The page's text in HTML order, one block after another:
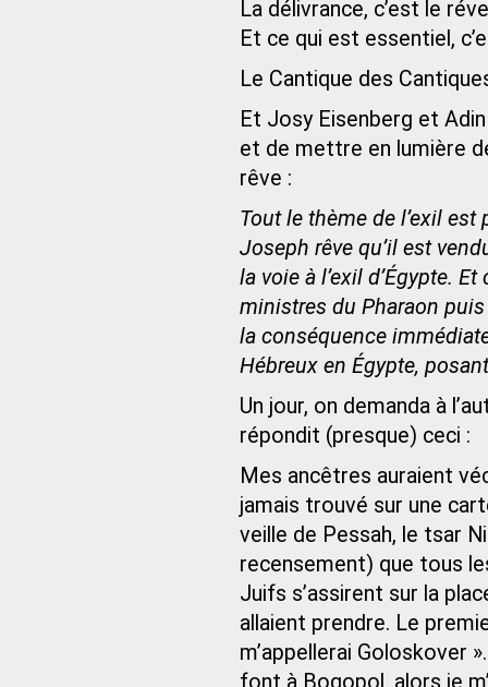
La délivrance, c’est le
Et ce qui est essentiel,
Le Cantique des
Et Josy Eisenberg et
et de mettre en lumière
rêve :
Tout le thème de l’exil est
Joseph rêve qu’il est
la voie à l’exil d’Égypte.
ministres du Pharaon puis
la conséquence
Hébreux en Égypte,
Un jour, on demanda à
répondit (presque) ceci :
Mes ancêtres auraient
jamais trouvé sur une
veille de Pessah, le tsar
recensement) que tous
Juifs s’assirent sur la
allaient prendre. Le
m’appellerai Goloskover